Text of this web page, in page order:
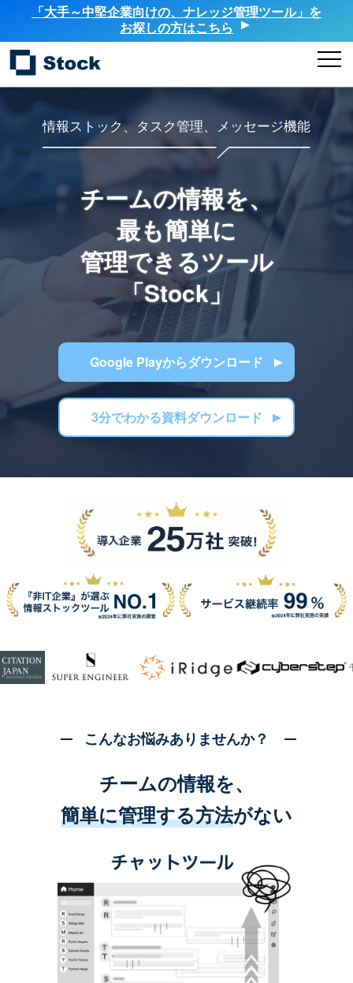
「大手～中堅企業向けの、ナレッジ管理ツール」を
お探しの方はこちら
情報ストック、タスク管理、メッセージ機能
チームの情報を、
最も簡単に
管理できるツール
「Stock」
Google Playからダウンロード
3分でわかる資料ダウンロード
こんなお悩みありませんか？
チームの情報を、
簡単に管理する方法がない